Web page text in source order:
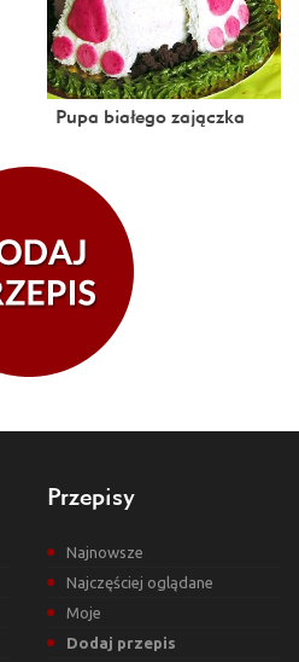
Pupa białego zajączka
Przepisy
Najnowsze
Najczęściej oglądane
Moje
Dodaj przepis